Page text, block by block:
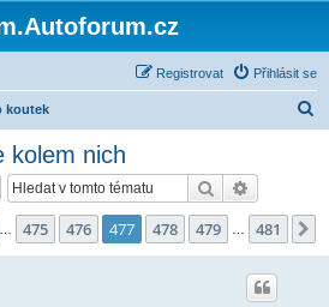
Přihlásit se
Registrovat
koutek
kolem nich
Hledat
477 z481
475 476 477 478 479 481